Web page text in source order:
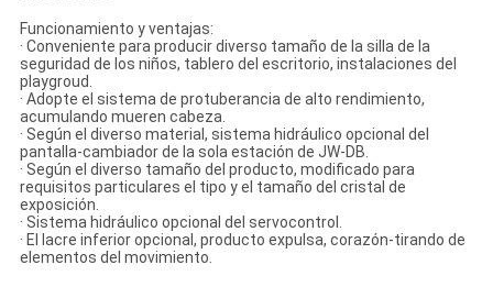
Funcionamiento y ventajas:
· Conveniente para producir diverso tamaño de la silla de la
seguridad de los niños, tablero del escritorio, instalaciones del
playgroud.
· Adopte el sistema de protuberancia de alto rendimiento,
acumulando mueren cabeza.
· Según el diverso material, sistema hidráulico opcional del
pantalla-cambiador de la sola estación de JW-DB.
· Según el diverso tamaño del producto, modificado para
requisitos particulares el tipo y el tamaño del cristal de
exposición.
· Sistema hidráulico opcional del servocontrol.
· El lacre inferior opcional, producto expulsa, corazón-tirando de
elementos del movimiento.